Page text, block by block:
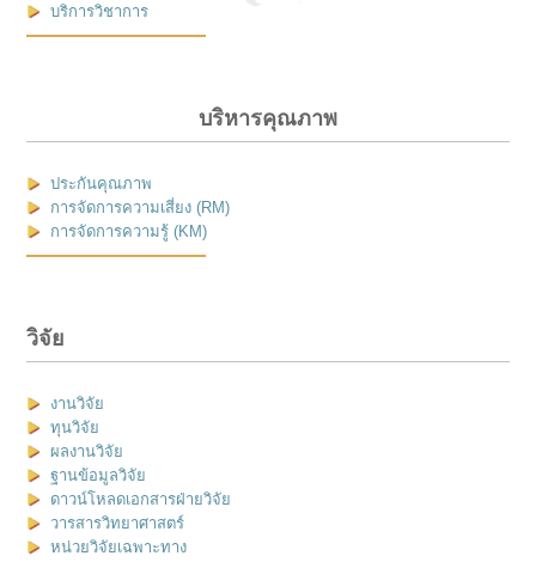
บริการวิชาการ
บริหารคุณภาพ
ประกันคุณภาพ
การจัดการความเสี่ยง (RM)
การจัดการความรู้ (KM)
วิจัย
งานวิจัย
ทุนวิจัย
ผลงานวิจัย
ฐานข้อมูลวิจัย
ดาวน์โหลดเอกสารฝ่ายวิจัย
วารสารวิทยาศาสตร์
หน่วยวิจัยเฉพาะทาง